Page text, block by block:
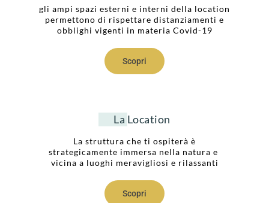
gli ampi spazi esterni e interni della location
permettono di rispettare distanziamenti e
obblighi vigenti in materia Covid-19
Scopri
La Location
La struttura che ti ospiterà è
strategicamente immersa nella natura e
vicina a luoghi meravigliosi e rilassanti
Scopri